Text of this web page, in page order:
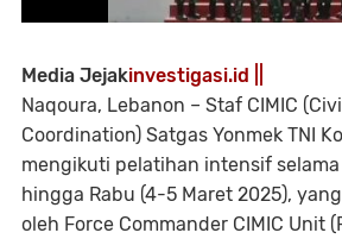
Media Jejakinvestigasi.id ||
Naqoura, Lebanon – Staf CIMIC
Coordination) Satgas Yonmek TNI
mengikuti pelatihan intensif selama
hingga Rabu (4-5 Maret 2025),
oleh Force Commander CIMIC Unit